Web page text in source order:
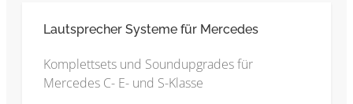
Lautsprecher Systeme für Mercedes
Komplettsets und Soundupgrades für
Mercedes C- E- und S-Klasse